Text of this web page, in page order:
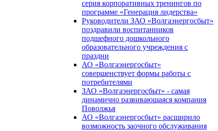
серия корпоративных тренингов по
программе «Генерация лидерства»
Руководители ЗАО «Волгаэнергосбыт»
поздравили воспитанников
подшефного дошкольного
образовательного учреждения с
праздни
АО «Волгаэнергосбыт»
совершенствует формы работы с
потребителями
ЗАО «Волгаэнергосбыт» - самая
динамично развивающаяся компания
Поволжья
АО «Волгаэнергосбыт» расширило
возможность заочного обслуживания